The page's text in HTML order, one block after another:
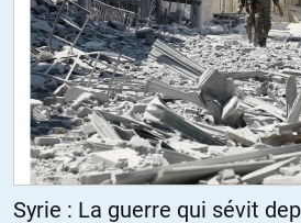
complètement,SOUVENEZ VOUS
KOUCHNER,accusant le peuple serbe
+6 ALERTER
fanfan//13.08.2016 à 14h06
Syrie : La guerre qui sévit